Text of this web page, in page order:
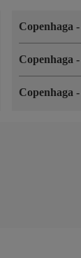
Copenhaga
Copenhaga
Copenhaga-